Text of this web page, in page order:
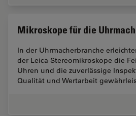
Mikroskope für die
In der Uhrmacherbranche
der Leica Stereomikroskope die
Uhren und die zuverlässige
Qualität und Wertarbeit